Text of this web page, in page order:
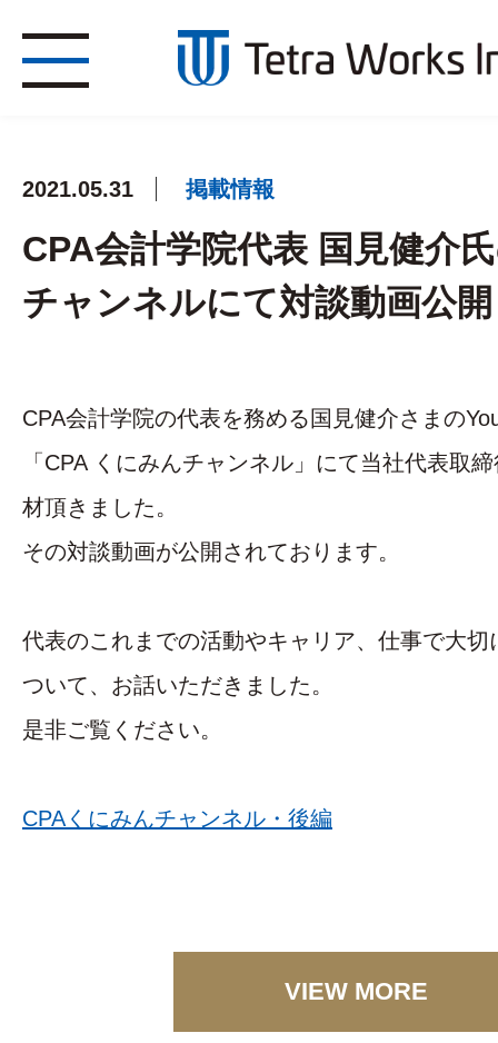
2021.05.31 掲載情報
CPA会計学院代表 国見健介
チャンネルにて対談動画公
CPA会計学院の代表を務める国見健介さまの
「CPA くにみんチャンネル」にて当社代表取
材頂きました。
その対談動画が公開されております。
代表のこれまでの活動やキャリア、仕事で大切
ついて、お話いただきました。
是非ご覧ください。
CPAくにみんチャンネル・後編
VIEW MORE